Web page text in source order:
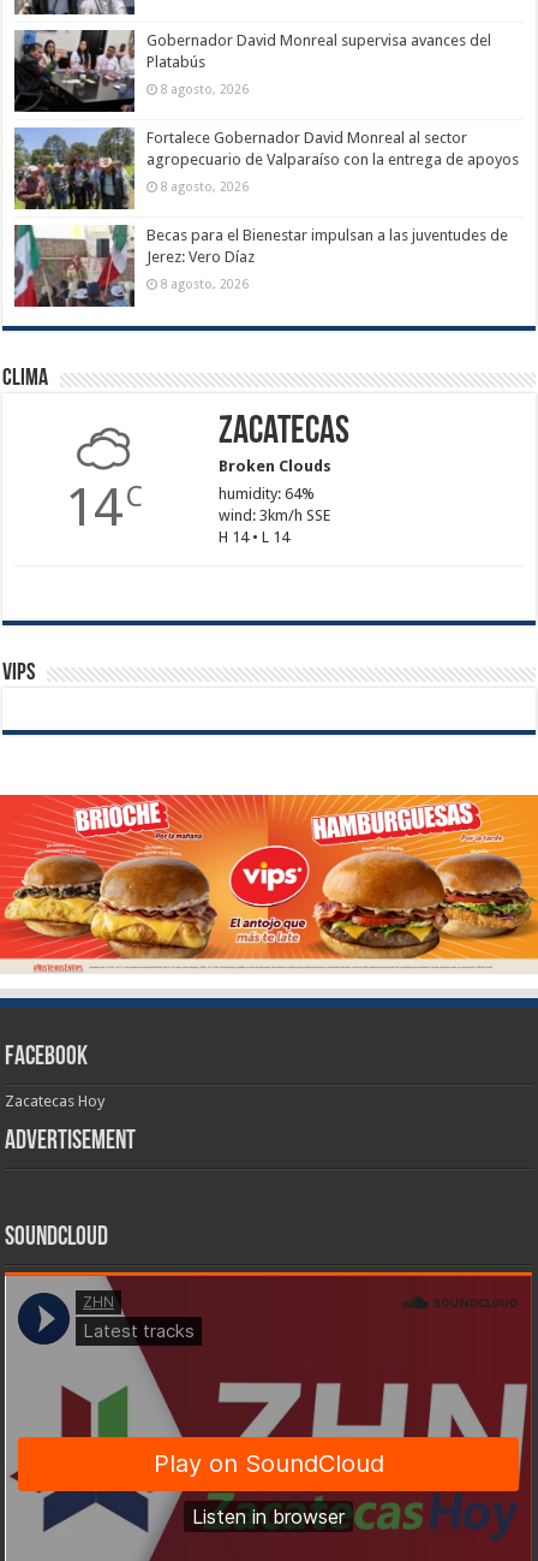
Gobernador David Monreal supervisa avances del
Platabús
8 agosto, 2026
Fortalece Gobernador David Monreal al sector
agropecuario de Valparaíso con la entrega de apoyos
8 agosto, 2026
Becas para el Bienestar impulsan a las juventudes de
Jerez: Vero Díaz
8 agosto, 2026
Clima
14C
Zacatecas
Broken Clouds
humidity: 64%
wind: 3km/h SSE
H 14 • L 14
Vips
Facebook
Zacatecas Hoy
Advertisement
SoundCloud